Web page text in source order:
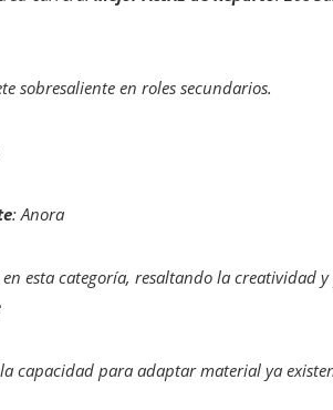
sobresaliente en roles secundarios.
: Anora
esta categoría, resaltando la creatividad
capacidad para adaptar material ya